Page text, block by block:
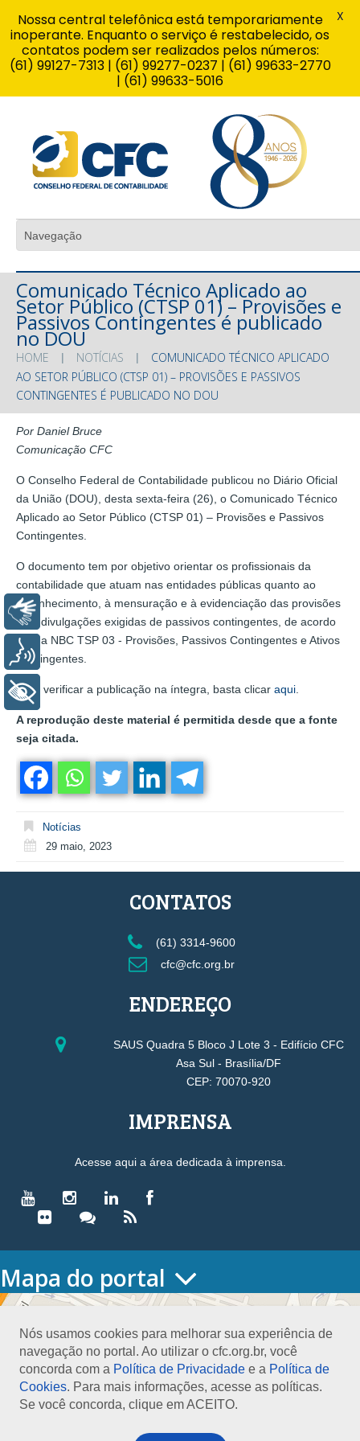
Comunicado Técnico Aplicado ao
Setor Público (CTSP 01) – Provisões e
Passivos Contingentes é publicado
no DOU
HOME NOTÍCIAS
COMUNICADO TÉCNICO APLICADO
AO SETOR PÚBLICO (CTSP 01) – PROVISÕES E PASSIVOS
CONTINGENTES É PUBLICADO NO DOU
Por Daniel Bruce
Comunicação CFC
O Conselho Federal de Contabilidade publicou no Diário Oficial
da União (DOU), desta sexta-feira (26), o Comunicado Técnico
Aplicado ao Setor Público (CTSP 01) – Provisões e Passivos
Contingentes.
O documento tem por objetivo orientar os profissionais da
contabilidade que atuam nas entidades públicas quanto ao
reconhecimento, à mensuração e à evidenciação das provisões
e as divulgações exigidas de passivos contingentes, de acordo
com a NBC TSP 03 - Provisões, Passivos Contingentes e Ativos
Contingentes.
Para verificar a publicação na íntegra, basta clicar aqui
A reprodução deste material é permitida desde que a fonte
seja citada.
Notícias
29 maio, 2023
Nós usamos cookies para melhorar sua experiência de
navegação no portal. Ao utilizar o cfc.org.br, você
concorda com a Política de Privacidade e a Política de
Cookies. Para mais informações, acesse as políticas.
Se você concorda, clique em ACEITO.
CONTATOS
(61) 3314-9600
cfc@cfc.org.br
ENDEREÇO
SAUS Quadra 5 Bloco J Lote 3 - Edifício CFC
Asa Sul - Brasília/DF
CEP: 70070-920
IMPRENSA
Acesse aqui a área dedicada à imprensa.
Mapa do portal
HOME
Conselho Diretor
Nossa Sede
Planejamento
Organograma
Medalha João Lyra
Nossa central telefônica está temporariamente
inoperante. Enquanto o serviço é restabelecido, os
contatos podem ser realizados pelos números:
(61) 99127-7313 | (61) 99277-0237 | (61) 99633-2770
| (61) 99633-5016
X
Libras
+ Acessibilidade